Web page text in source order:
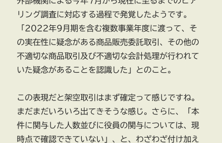
リング調査に対応する過程で発覚したようです。
「2022年9月期を含む複数事業年度に渡って、そ
の実在性に疑念がある商品販売委託取引、その他の
不適切な商品取引及び不適切な会計処理が行われて
いた疑念があることを認識した」とのこと。
この表現だと架空取引はまず確定って感じですね。
まだまだいろいろ出てきそうな感じ。さらに、「本
件に関与した人数並びに役員の関与については、現
時点で確認できていない」、と、わざわざ付け加え